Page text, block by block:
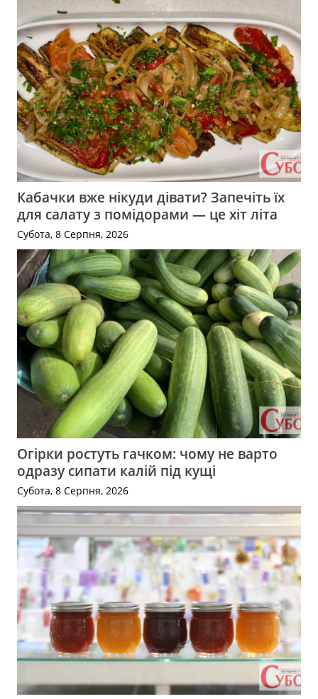
Кабачки вже нікуди дівати? Запечіть їх
для салату з помідорами — це хіт літа
Субота, 8 Серпня, 2026
Огірки ростуть гачком: чому не варто
одразу сипати калій під кущі
Субота, 8 Серпня, 2026